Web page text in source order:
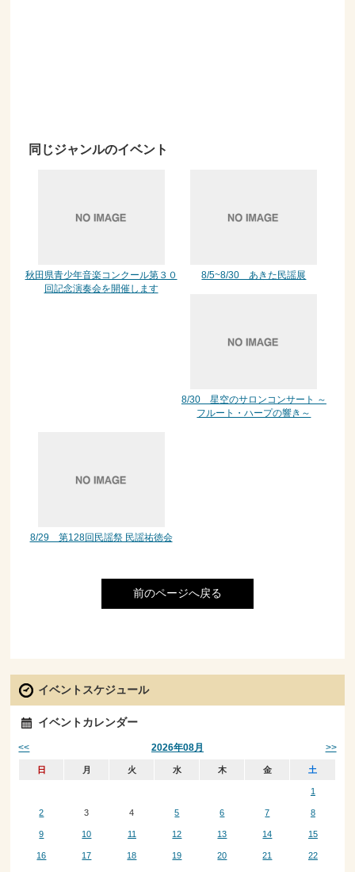
同じジャンルのイベント
秋田県青少年音楽コンクール第３０
回記念演奏会を開催します
8/5~8/30 あきた民謡展
8/30 星空のサロンコンサート ～
フルート・ハープの響き～
8/29 第128回民謡祭 民謡祐徳会
前のページへ戻る
イベントスケジュール
イベントカレンダー
2026年08月
<< >>
日 月 火 水 木 金 土
1
2 3 4 5 6 7 8
9 10 11 12 13 14 15
16 17 18 19 20 21 22